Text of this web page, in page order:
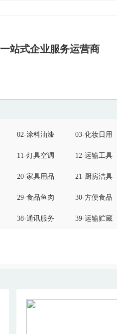
一站式企业服务运营商
02-涂料油漆 03-化妆日用
11-灯具空调 12-运输工具
20-家具用品 21-厨房洁具
29-食品鱼肉 30-方便食品
38-通讯服务 39-运输贮藏